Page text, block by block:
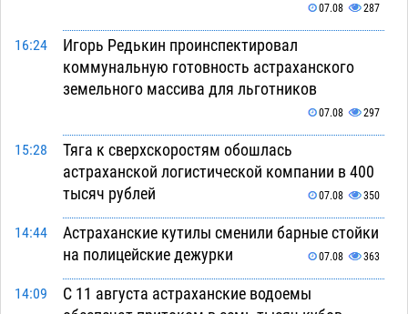
07.08 287
16:24
Игорь Редькин проинспектировал
коммунальную готовность астраханского
земельного массива для льготников
07.08 297
15:28
Тяга к сверхскоростям обошлась
астраханской логистической компании в 400
тысяч рублей
07.08 350
14:44
Астраханские кутилы сменили барные стойки
на полицейские дежурки
07.08 363
14:09
С 11 августа астраханские водоемы